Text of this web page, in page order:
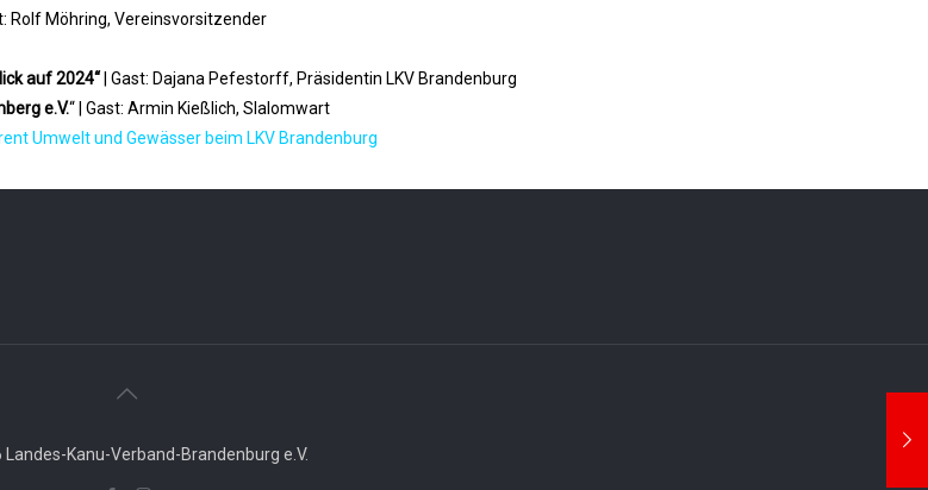
Rolf Möhring, Vereinsvorsitzender
auf 2024“ | Gast: Dajana Pefestorff, Präsidentin LKV Brandenburg
e.V.“ | Gast: Armin Kießlich, Slalomwart
Umwelt und Gewässer beim LKV Brandenburg
Kanu-Verband-Brandenburg e.V.